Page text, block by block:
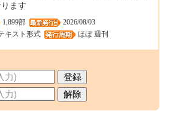
ます
1,899部
2026/08/03
キスト形式
ほぼ 週刊